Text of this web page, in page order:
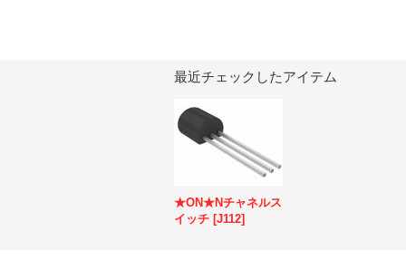
最近チェックしたアイテム
★ON★Nチャネルス
イッチ [J112]